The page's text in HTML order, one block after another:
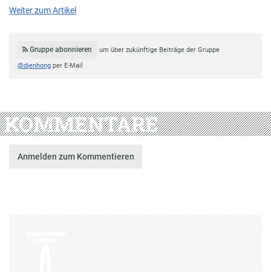
Weiter zum Artikel
Gruppe abonnieren
um über zukünftige Beiträge der Gruppe
@dienhongper E-Mail
KOMMENTARE
Anmelden zum Kommentieren